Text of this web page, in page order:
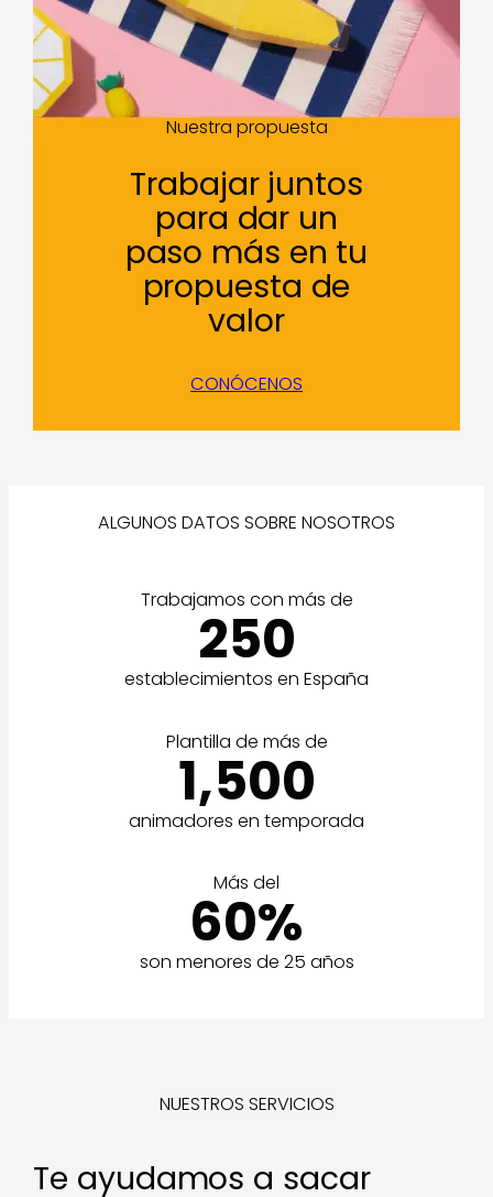
Nuestra propuesta
Trabajar juntos
para dar un
paso más en tu
propuesta de
valor
CONÓCENOS
ALGUNOS DATOS SOBRE NOSOTROS
Trabajamos con más de
250
establecimientos en España
Plantilla de más de
1,500
animadores en temporada
Más del
60%
son menores de 25 años
NUESTROS SERVICIOS
Te ayudamos a sacar